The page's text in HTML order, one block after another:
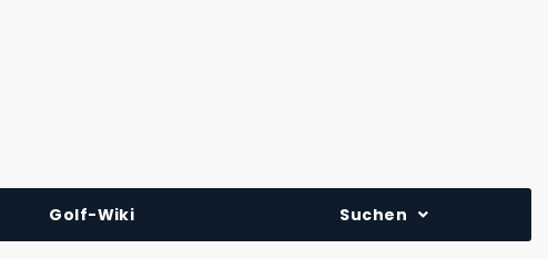
Golf-Wiki Suchen